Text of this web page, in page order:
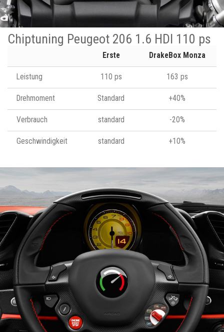
Chiptuning Peugeot 206 1.6 HDI 110 ps
Erste DrakeBox Monza
Leistung 110 ps 163 ps
Drehmoment Standard +40%
Verbrauch standard -20%
Geschwindigkeit standard +10%